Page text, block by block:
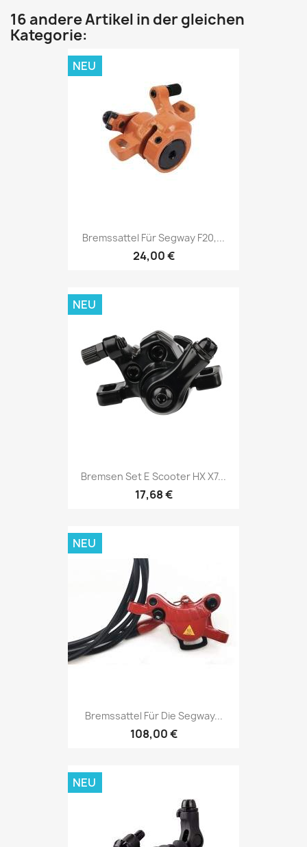
16 andere Artikel in der gleichen
Kategorie:
Bremssattel Für Segway F20,...
24,00 €
NEU
Bremsen Set E Scooter HX X7...
17,68 €
NEU
Bremssattel Für Die Segway...
108,00 €
NEU
NEU